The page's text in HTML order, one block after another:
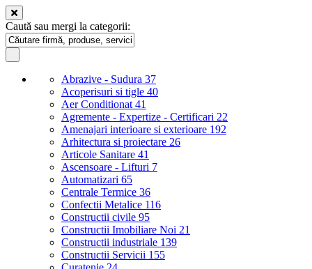
Caută sau mergi la categorii:
Abrazive - Sudura 37
Acoperisuri si tigle 40
Aer Conditionat 41
Agremente - Expertize - Certificari 22
Amenajari interioare si exterioare 192
Arhitectura si proiectare 26
Articole Sanitare 41
Ascensoare - Lifturi 7
Automatizari 65
Centrale Termice 36
Confectii Metalice 116
Constructii civile 95
Constructii Imobiliare Noi 21
Constructii industriale 139
Constructii Servicii 155